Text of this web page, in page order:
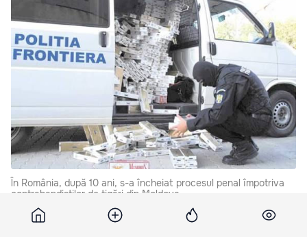
În România, după 10 ani, s-a încheiat procesul penal împotriva
contrabandiștilor de țigări din Moldova.